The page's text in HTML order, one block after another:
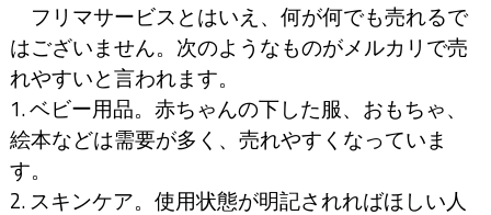
フリマサービスとはいえ、何が何でも売れるで
はございません。次のようなものがメルカリで売
れやすいと言われます。
1. ベビー用品。赤ちゃんの下した服、おもちゃ、
絵本などは需要が多く、売れやすくなっていま
す。
2. スキンケア。使用状態が明記されればほしい人